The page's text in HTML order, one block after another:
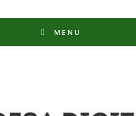
MENU